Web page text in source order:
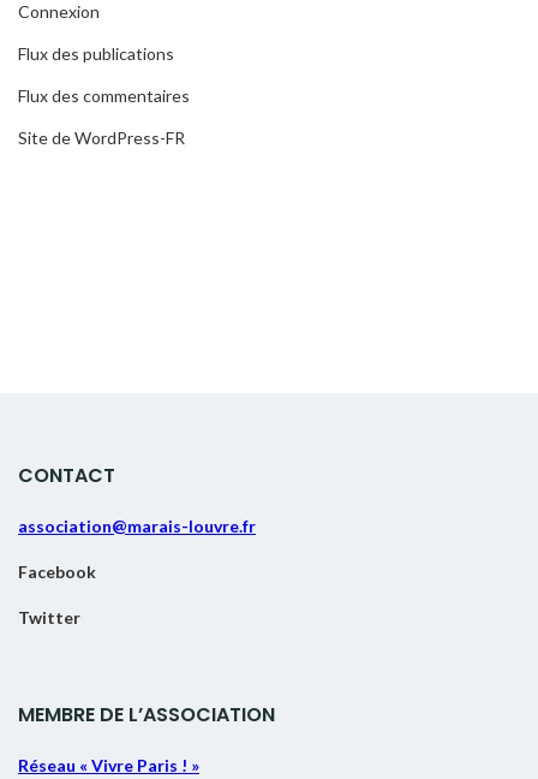
Connexion
Flux des publications
Flux des commentaires
Site de WordPress-FR
CONTACT
association@marais-louvre.fr
Facebook
Twitter
MEMBRE DE L’ASSOCIATION
Réseau « Vivre Paris ! »